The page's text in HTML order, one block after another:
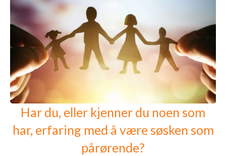
Har du, eller kjenner du noen som
har, erfaring med å være søsken som
pårørende?